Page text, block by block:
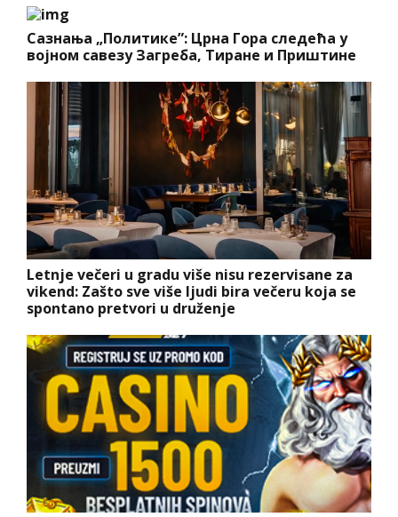
Сазнања „Политике”: Црна Гора следећа у
војном савезу Загреба, Тиране и Приштине
Letnje večeri u gradu više nisu rezervisane za
vikend: Zašto sve više ljudi bira večeru koja se
spontano pretvori u druženje